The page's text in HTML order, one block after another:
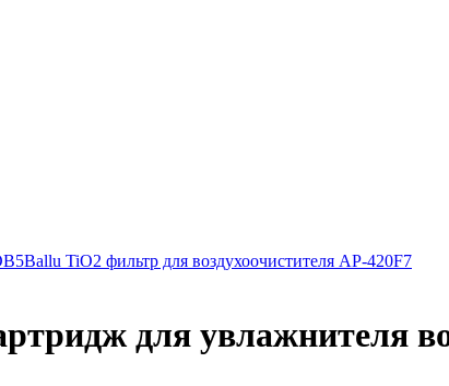
Ballu TiO2 фильтр для воздухоочистителя AP-420F7
для увлажнителя